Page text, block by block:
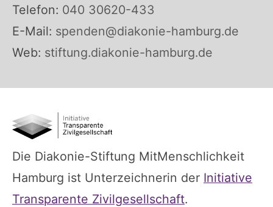
Telefon: 040 30620-433
E-Mail: spenden@diakonie-hamburg.de
Web: stiftung.diakonie-hamburg.de
Die Diakonie-Stiftung MitMenschlichkeit
Hamburg ist Unterzeichnerin der Initiative
Transparente Zivilgesellschaft.